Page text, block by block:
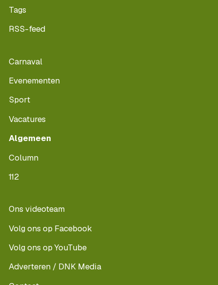
Tags
RSS-feed
Carnaval
Evenementen
Sport
Vacatures
Algemeen
Column
112
Ons videoteam
Volg ons op Facebook
Volg ons op YouTube
Adverteren / DNK Media